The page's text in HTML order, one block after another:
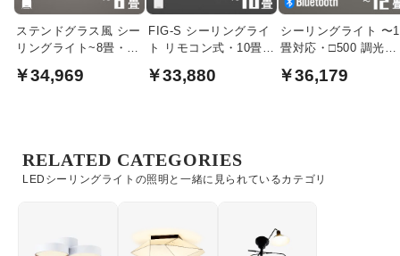
ステンドグラス風 シー
リングライト~8畳・リ
￥34,969
FIG-S シーリングライ
ト リモコン式・10畳｜
￥33,880
シーリングライト 〜
畳対応・□500 調光・
￥36,179
LEDシーリングライトの照明と一緒に見られているカテゴリ
RELATED CATEGORIES